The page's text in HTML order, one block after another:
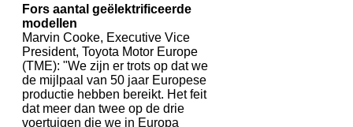
Fors aantal geëlektrificeerde
modellen
Marvin Cooke, Executive Vice
President, Toyota Motor Europe
(TME): "We zijn er trots op dat we
de mijlpaal van 50 jaar Europese
productie hebben bereikt. Het feit
dat meer dan twee op de drie
voertuigen die we in Europa